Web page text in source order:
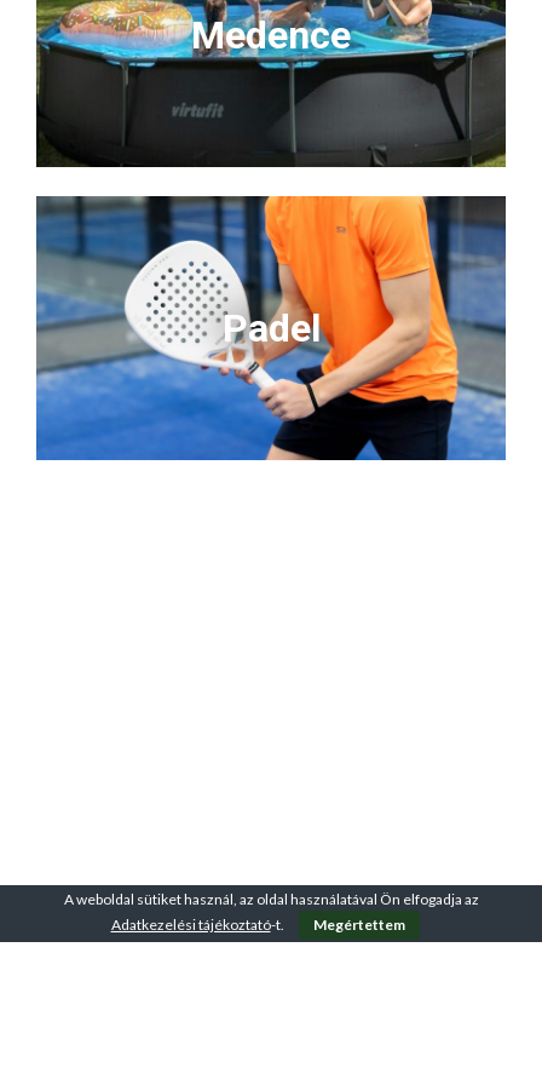
Medence
Padel
A weboldal sütiket használ, az oldal használatával Ön elfogadja az
Adatkezelési tájékoztató-t. Megértettem